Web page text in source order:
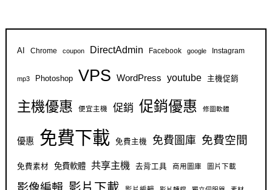
AI Chrome coupon DirectAdmin Facebook google Instagram
mp3 Photoshop VPS WordPress youtube 主機促銷
主機優惠 便宜主機 促銷 促銷優惠 修圖軟體
優惠 免費下載 免費主機 免費圖庫 免費空間
免費素材 免費軟體 共享主機 去背工具 商用圖庫 圖片下載
影片下載